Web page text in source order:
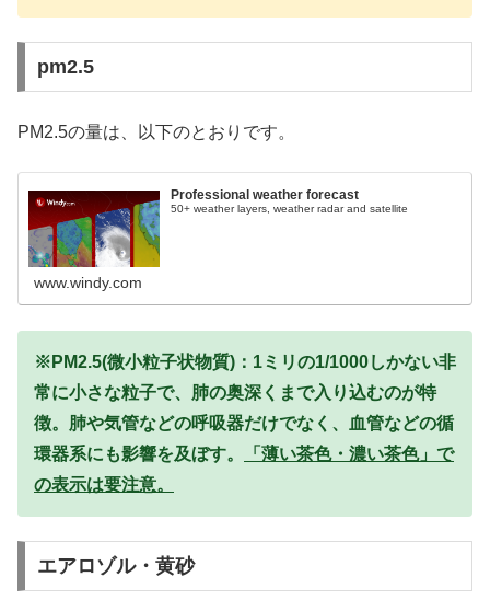
pm2.5
PM2.5の量は、以下のとおりです。
Professional weather forecast
50+ weather layers, weather radar and satellite
www.windy.com
※PM2.5(微小粒子状物質)：1ミリの1/1000しかない非
常に小さな粒子で、肺の奥深くまで入り込むのが特
徴。肺や気管などの呼吸器だけでなく、血管などの循
環器系にも影響を及ぼす。
「薄い茶色・濃い茶色」で
の表示は要注意。
エアロゾル・黄砂